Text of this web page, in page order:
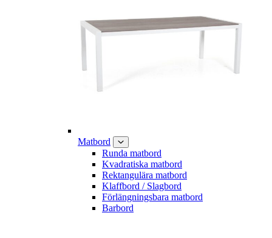
Matbord
Runda matbord
Kvadratiska matbord
Rektangulära matbord
Klaffbord / Slagbord
Förlängningsbara matbord
Barbord